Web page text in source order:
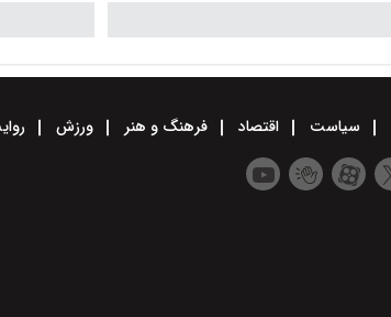
سیاست اقتصاد فرهنگ و هنر ورزش